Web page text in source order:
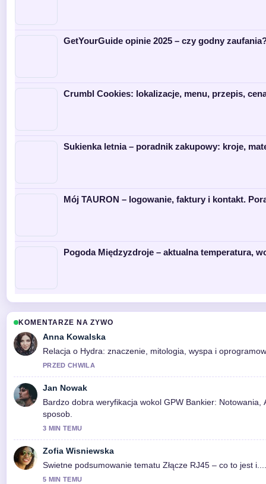
GetYourGuide opinie 2025 – czy godny
Crumbl Cookies: lokalizacje, menu, przepis,
Sukienka letnia – poradnik zakupowy: kroje,
Mój TAURON – logowanie, faktury i kontakt.
Pogoda Międzyzdroje – aktualna temperatura,
KOMENTARZE NA ZYWO
Anna Kowalska
Relacja o Hydra: znaczenie, mitologia, wyspa i
PRZED CHWILA
Jan Nowak
Bardzo dobra weryfikacja wokol GPW Bankier:
sposob.
3 MIN TEMU
Zofia Wisniewska
Swietne podsumowanie tematu Złącze RJ45 – co to jest
5 MIN TEMU